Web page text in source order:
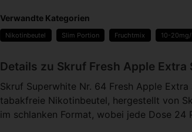
Verwandte Kategorien
Nikotinbeutel Slim Portion Fruchtmix 10-
Details zu Skruf Fresh Apple Extra
Skruf Superwhite Nr. 64 Fresh Apple
tabakfreie Nikotinbeutel, hergestellt von
im schlanken Format, wobei jede Dose 24